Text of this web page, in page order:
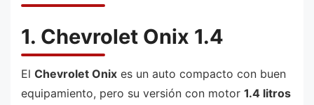
1. Chevrolet Onix 1.4
El Chevrolet Onix es un auto compacto con buen
equipamiento, pero su versión con motor 1.4 litros